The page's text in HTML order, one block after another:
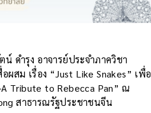
ดำรุง อาจารย์ประจำภาควิชา
สม​ เรื่อง​ “Just Like Snakes” เพื่อ
Tribute to Rebecca Pan” ณ
สาธารณรัฐประชาชนจีน